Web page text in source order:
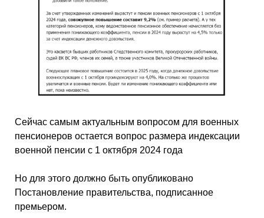
Сейчас самым актуальным вопросом для военных
пенсионеров остается вопрос размера индексации
военной пенсии с 1 октября 2024 года
Но для этого должно быть опубликовано
Постановление правительства, подписанное
премьером.